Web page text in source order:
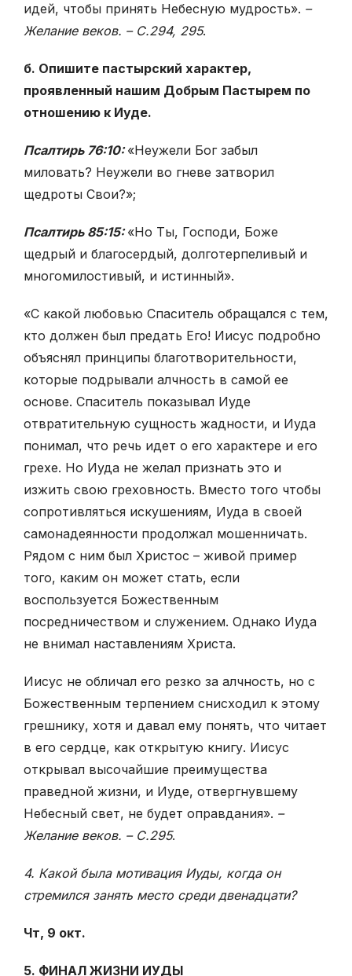
идей, чтобы принять Небесную мудрость». –
Желание веков. – С.294, 295.
б. Опишите пастырский характер,
проявленный нашим Добрым Пастырем по
отношению к Иуде.
Псалтирь 76:10:«Неужели Бог забыл
миловать? Неужели во гневе затворил
щедроты Свои?»;
Псалтирь 85:15:«Но Ты, Господи, Боже
щедрый и благосердый, долготерпеливый и
многомилостивый, и истинный».
«С какой любовью Спаситель обращался с тем,
кто должен был предать Его! Иисус подробно
объяснял принципы благотворительности,
которые подрывали алчность в самой ее
основе. Спаситель показывал Иуде
отвратительную сущность жадности, и Иуда
понимал, что речь идет о его характере и его
грехе. Но Иуда не желал признать это и
изжить свою греховность. Вместо того чтобы
сопротивляться искушениям, Иуда в своей
самонадеянности продолжал мошенничать.
Рядом с ним был Христос – живой пример
того, каким он может стать, если
воспользуется Божественным
посредничеством и служением. Однако Иуда
не внимал наставлениям Христа.
Иисус не обличал его резко за алчность, но с
Божественным терпением снисходил к этому
грешнику, хотя и давал ему понять, что читает
в его сердце, как открытую книгу. Иисус
открывал высочайшие преимущества
праведной жизни, и Иуде, отвергнувшему
Небесный свет, не будет оправдания». –
Желание веков. – С.295.
4. Какой была мотивация Иуды, когда он
стремился занять место среди двенадцати?
Чт, 9 окт.
5. ФИНАЛ ЖИЗНИ ИУДЫ